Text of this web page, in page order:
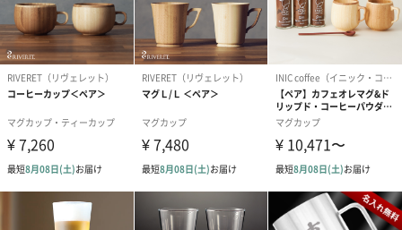
地中を這うように広がる「地下茎」で増えていくため、生態系を
壊す過度な植林や、環境汚染につながる農薬の使用も必要ありま
せん。
竹は最小限の土地で効率よく、繰り返し利用することができる天
然エコ資源。
環境問題・温暖化問題の一因である森林伐採を食い止める有効な
資源活用法の一つです。